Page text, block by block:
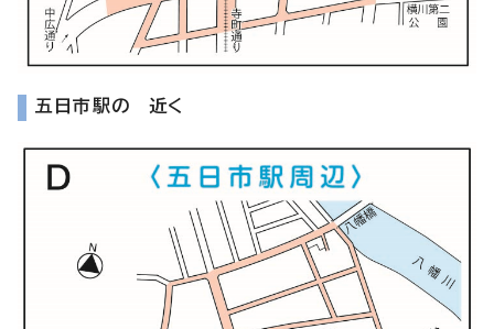
五日市駅の 近く